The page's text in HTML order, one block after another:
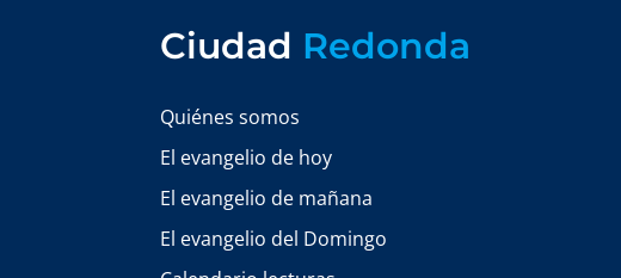
Ciudad Redonda
Quiénes somos
El evangelio de hoy
El evangelio de mañana
El evangelio del Domingo